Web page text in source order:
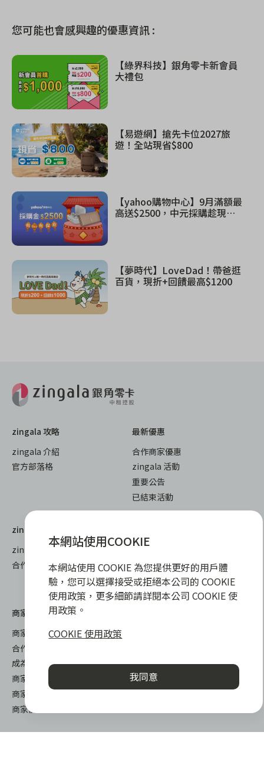
您可能也會感興趣的優惠資訊 :
【綠界科技】銀角零卡新會員
大禮包
【易遊網】搶先卡位2027旅
遊！全站現省$800
【yahoo購物中心】9月滿額最
高送$2500，中元採購趁現
【夢時代】LoveDad！帶爸逛
百貨，現折+回饋最高$1200
zingala 攻略
zingala 介紹
官方部落格
最新優惠
合作商家優惠
zingala 活動
重要公告
已結束活動
zingala 購物
zingala 購物
合作品牌商家
全部教學
常見問與答
聯絡客服
商家專區
商家合作優勢
合作方案及加值服務
成為 zingala 合作商家
商家成長學堂
商家常見問與答
商家後台登入
本網站使用COOKIE
本網站使用 COOKIE 為您提供更好的用戶體
驗，您可以選擇接受或拒絕本公司的 COOKIE
使用政策，更多細節請詳閱本公司 COOKIE 使
用政策。
COOKIE 使用政策
我同意